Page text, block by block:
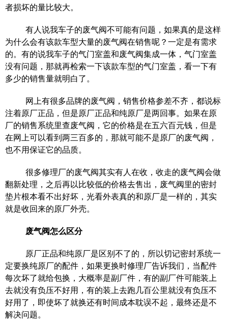
者损坏的量比较大。
有人说我车子的废气阀不可能有问题，如果真的是这样
为什么会有该款车型大量的废气阀在销售呢？一定是有需求
的。有的说我车子的气门室盖和废气阀集成一体，气门室盖
没有问题，那就再检索一下该款车型的气门室盖，看一下有
多少的销售量就明白了。
网上有很多品牌的废气阀，销售价格参差不齐，都说标
注着原厂正品，但是原厂正品和纯原厂是两回事。如果在原
厂的销售系统里查废气阀，它的价格是在五六百元钱，但是
在网上可以看到两三百多的，那就可能不是原厂的废气阀，
也不用保证它的品质。
很多修理厂的废气阀其实有人在收，收走的废气阀会做
翻新处理，之后再以比较低的价格去售出，废气阀里的密封
垫片根本看不出好坏，光看外表真的和原厂是一样的，其实
就是收回来的原厂外壳。
废气阀怎么区分
原厂正品和纯原厂是区别不了的，所以切记密封系统一
定要换纯原厂的配件，如果更换时修理厂告诉我们，当配件
每次坏了就给包换，大概率是副厂件，有的副厂件可能装上
去就没有负压不好用，有的装上去跑几百公里就没有负压不
好用了，即使坏了就换还有时间成本耽误不起，最终还是不
解决问题。